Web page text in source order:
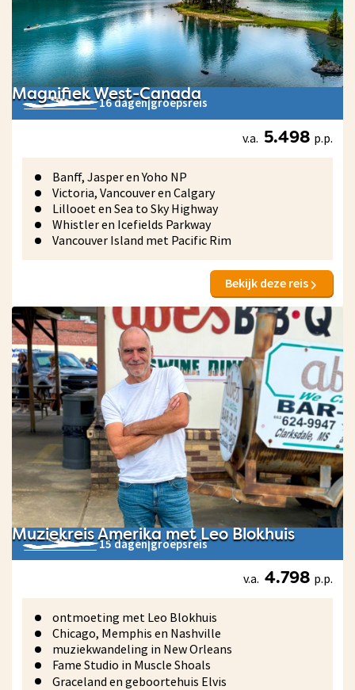
Magnifiek West-Canada
16 dagen|groepsreis
v.a. 5.498 p.p.
Banff, Jasper en Yoho NP
Victoria, Vancouver en Calgary
Lillooet en Sea to Sky Highway
Whistler en Icefields Parkway
Vancouver Island met Pacific Rim
Bekijk deze reis
Muziekreis Amerika met Leo Blokhuis
15 dagen|groepsreis
v.a. 4.798 p.p.
ontmoeting met Leo Blokhuis
Chicago, Memphis en Nashville
muziekwandeling in New Orleans
Fame Studio in Muscle Shoals
Graceland en geboortehuis Elvis